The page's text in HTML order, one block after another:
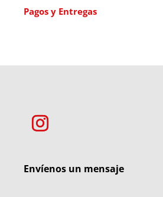
Pagos y Entregas
Envíenos un mensaje